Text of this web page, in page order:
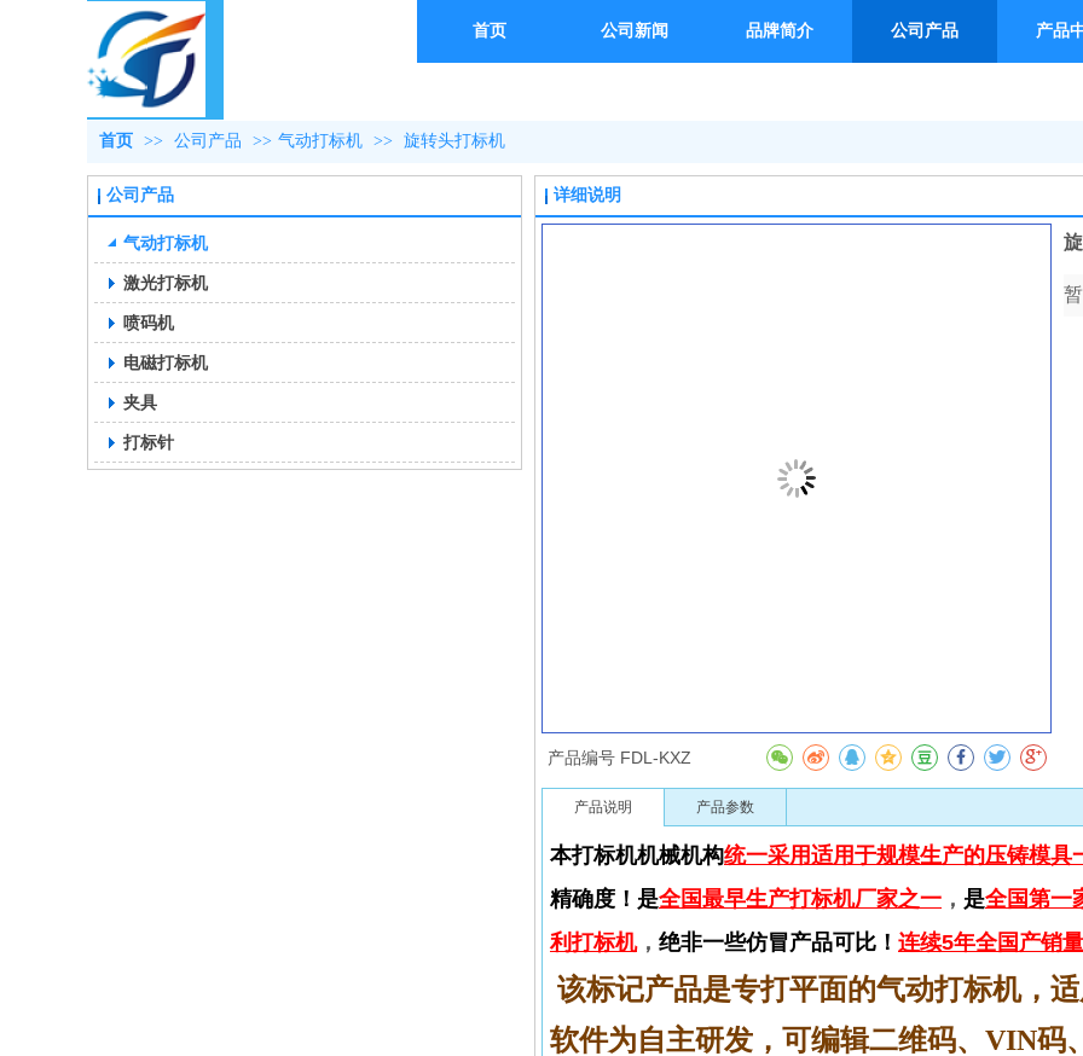
首页 公司新闻 品牌简介 公司产品 产品
首页 >> 公司产品 >> 气动打标机 >> 旋转头打标机
公司产品
气动打标机
激光打标机
喷码机
电磁打标机
夹具
打标针
详细说明
产品编号 FDL-KXZ
产品说明 产品参数
本打标机机械机构统一采用适用于规模生产的压铸模具
精确度！是全国最早生产打标机厂家之一 ， 是全国第一
利打标机， 绝非一些仿冒产品可比！ 连续5年全国产销
该标记产品是专打平面的气动打标机，
软件为自主研发，可编辑二维码、VIN码